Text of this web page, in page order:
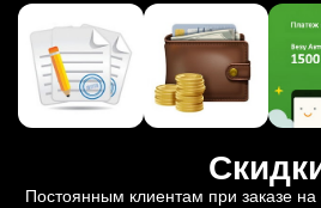
Постоянным клиентам при заказе